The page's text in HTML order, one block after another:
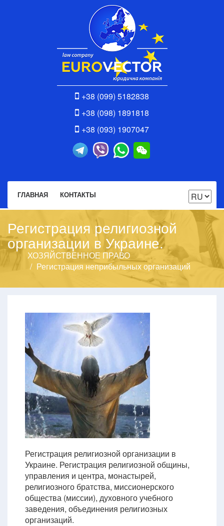
+38 (099) 5182838
+38 (098) 1891818
+38 (093) 1907047
ГЛАВНАЯ КОНТАКТЫ
Регистрация религиозной
организации в Украине.
ХОЗЯЙСТВЕННОЕ ПРАВО
Регистрация неприбыльных организаций
Регистрация религиозной организации в
Украине. Регистрация религиозной общины,
управления и центра, монастырей,
религиозного братства, миссионерского
общества (миссии), духовного учебного
заведения, объединения религиозных
организаций.